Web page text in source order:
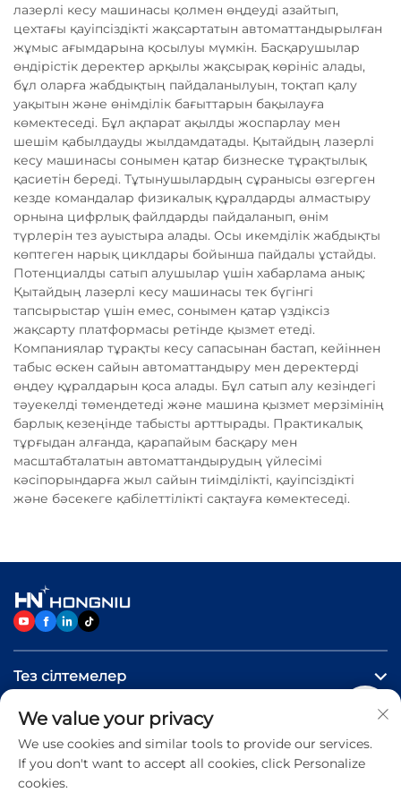
лазерлі кесу машинасы қолмен өңдеуді азайтып,
цехтағы қауіпсіздікті жақсартатын автоматтандырылған
жұмыс ағымдарына қосылуы мүмкін. Басқарушылар
өндірістік деректер арқылы жақсырақ көрініс алады,
бұл оларға жабдықтың пайдаланылуын, тоқтап қалу
уақытын және өнімділік бағыттарын бақылауға
көмектеседі. Бұл ақпарат ақылды жоспарлау мен
шешім қабылдауды жылдамдатады. Қытайдың лазерлі
кесу машинасы сонымен қатар бизнеске тұрақтылық
қасиетін береді. Тұтынушылардың сұранысы өзгерген
кезде командалар физикалық құралдарды алмастыру
орнына цифрлық файлдарды пайдаланып, өнім
түрлерін тез ауыстыра алады. Осы икемділік жабдықты
көптеген нарық циклдары бойынша пайдалы ұстайды.
Потенциалды сатып алушылар үшін хабарлама анық:
Қытайдың лазерлі кесу машинасы тек бүгінгі
тапсырыстар үшін емес, сонымен қатар үздіксіз
жақсарту платформасы ретінде қызмет етеді.
Компаниялар тұрақты кесу сапасынан бастап, кейіннен
табыс өскен сайын автоматтандыру мен деректерді
өңдеу құралдарын қоса алады. Бұл сатып алу кезіндегі
тәуекелді төмендетеді және машина қызмет мерзімінің
барлық кезеңінде табысты арттырады. Практикалық
тұрғыдан алғанда, қарапайым басқару мен
масштабталатын автоматтандырудың үйлесімі
кәсіпорындарға жыл сайын тиімділікті, қауіпсіздікті
және бәсекеге қабілеттілікті сақтауға көмектеседі.
Тез сілтемелер
Өнімдер
Бізге хабарласыңыз
We value your privacy
We use cookies and similar tools to provide our services.
If you don't want to accept all cookies, click Personalize
cookies.